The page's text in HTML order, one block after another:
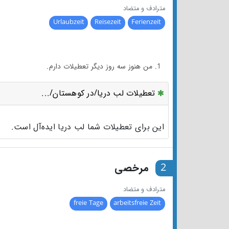
مترادف و متضاد
Ferienzeit
Reisezeit
Urlaubzeit
1. من هنوز سه روز دیگر تعطیلات دارم.
تعطیلات لب دریا/در کوهستان/...
این برای تعطیلات شما لب دریا ایده‌آل است.
2 مرخصی
مترادف و متضاد
arbeitsfreie Zeit
freie Tage